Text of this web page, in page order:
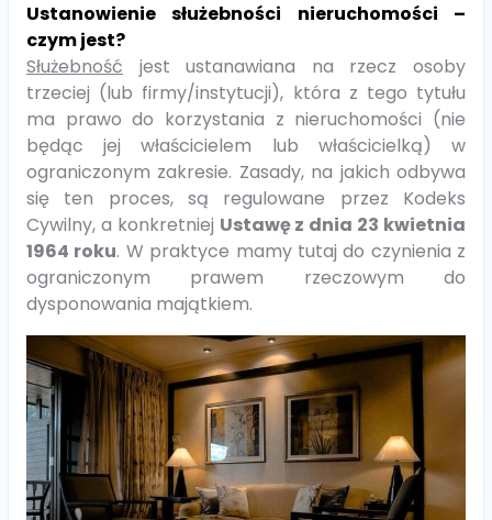
Ustanowienie służebności nieruchomości –
czym jest?
Służebność jest ustanawiana na rzecz osoby
trzeciej (lub firmy/instytucji), która z tego tytułu
ma prawo do korzystania z nieruchomości (nie
będąc jej właścicielem lub właścicielką) w
ograniczonym zakresie. Zasady, na jakich odbywa
się ten proces, są regulowane przez Kodeks
Cywilny, a konkretniej Ustawę z dnia 23 kwietnia
1964 roku. W praktyce mamy tutaj do czynienia z
ograniczonym prawem rzeczowym do
dysponowania majątkiem.